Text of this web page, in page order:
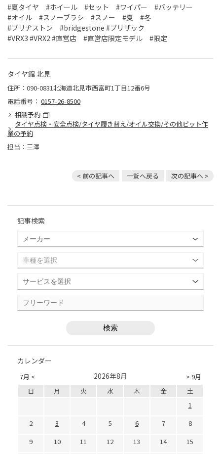
#夏タイヤ #ホイール #セット #ワイパー #バッテリー
#オイル #スノーブラシ #スノー #夏 #冬
#ブリヂストン #bridgestone #ブリザック
#VRX3 #VRX2 #直営店 #直営店限定モデル #限定
タイヤ館 北見
住所：090-0831北海道北見市西富町1丁目12番6号
電話番号： 0157-26-8500
相談予約
タイヤ点検・安全点検/タイヤ履き替え/オイル交換/その他ピット作
業の予約
担当：三澤
< 前の記事へ 一覧へ戻る 次の記事へ >
記事検索
カレンダー
7月 < > 9月
2026年8月
日 月 火 水 木 金
土
1
2
3 4 5 6 7
8
9
10 11 12 13 14
15